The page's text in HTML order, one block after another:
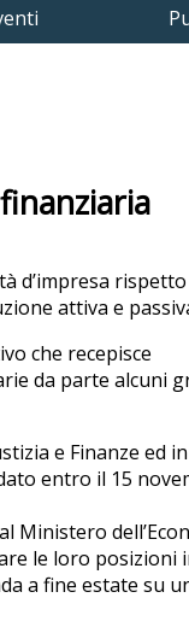
d’impresa
attiva e
che recepisce
da parte alcuni
e Finanze ed in
entro il 15
Ministero
le loro posizioni
a fine estate su